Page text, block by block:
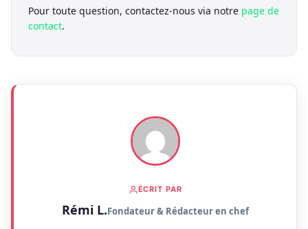
Pour toute question, contactez-nous via notre page de
contact.
ÉCRIT PAR
Rémi L.Fondateur & Rédacteur en chef